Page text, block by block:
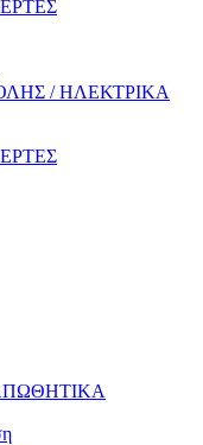
/ ΗΛΕΚΤΡΙΚΑ